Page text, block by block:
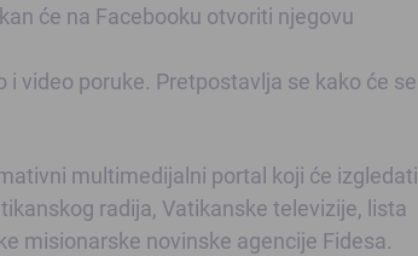
će na Facebooku otvoriti njegovu
video poruke. Pretpostavlja se kako će se
multimedijalni portal koji će izgledati
radija, Vatikanske televizije, lista
misionarske novinske agencije Fidesa.